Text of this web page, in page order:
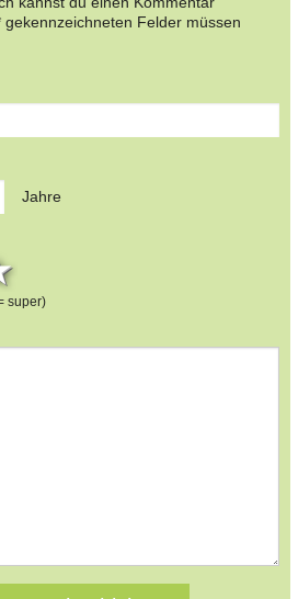
Felder müssen
Jahre
stars
super)